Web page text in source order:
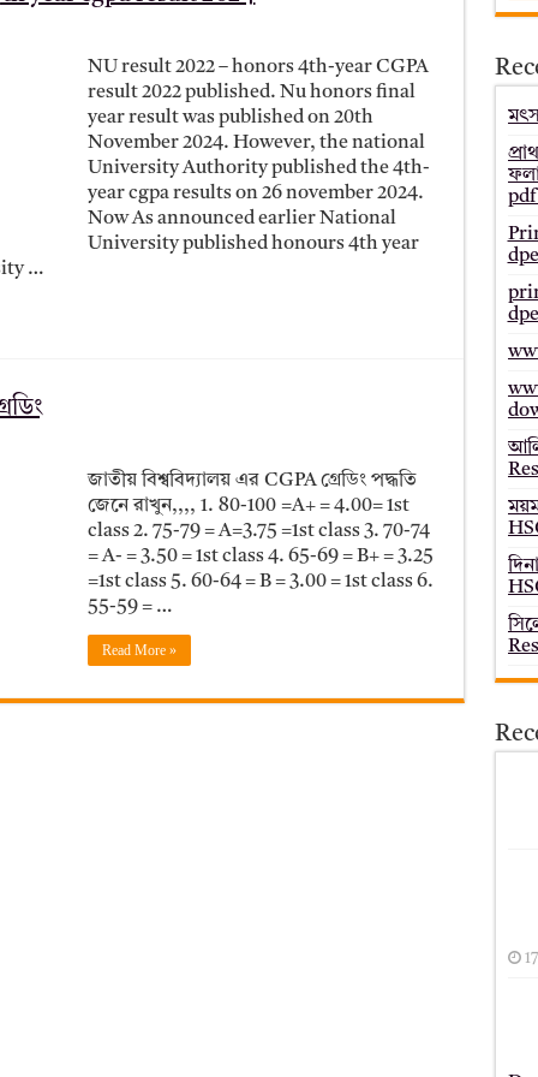
ALIM Result
২০২৫ – HSC Result 2025 Mymensingh Board
২০২৫ – HSC Result 2025 Dinajpur Board
– HSC Result 2025 Sylhet Board
NU result 2022 – honors 4th-year CGPA
result 2022 published. Nu honors final
year result was published on 20th
November 2024. However, the national
University Authority published the 4th-
year cgpa results on 26 november 2024.
Now As announced earlier National
University published honours 4th year
…
জাতীয় বিশ্ববিদ্যালয় এর CGPA গ্রেডিং পদ্ধতি
জেনে রাখুন,,,, 1. 80-100 =A+ = 4.00= 1st
class 2. 75-79 = A=3.75 =1st class 3. 70-74
= A- = 3.50 = 1st class 4. 65-69 = B+ = 3.25
=1st class 5. 60-64 = B = 3.00 = 1st class 6.
55-59 = …
Read More »